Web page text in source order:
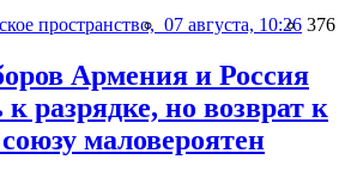
пространство, 07 августа, 10:26 376
Армения и Россия
разрядке, но возврат к
маловероятен